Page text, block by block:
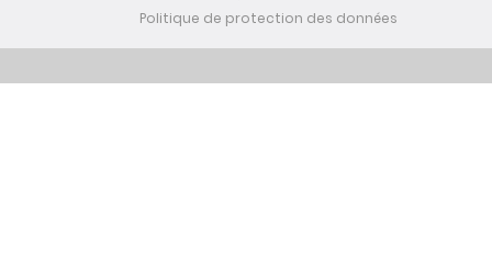
Politique de protection des données